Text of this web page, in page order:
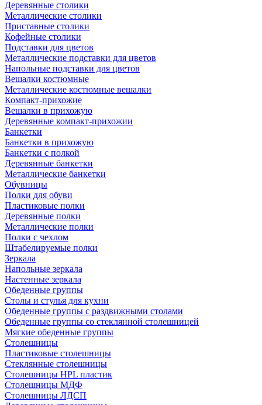
Деревянные столики
Металлические столики
Приставные столики
Кофейные столики
Подставки для цветов
Металлические подставки для цветов
Напольные подставки для цветов
Вешалки костюмные
Металлические костюмные вешалки
Компакт-прихожие
Вешалки в прихожую
Деревянные компакт-прихожии
Банкетки
Банкетки в прихожую
Банкетки с полкой
Деревянные банкетки
Металлические банкетки
Обувницы
Полки для обуви
Пластиковые полки
Деревянные полки
Металлические полки
Полки с чехлом
Штабелируемые полки
Зеркала
Напольные зеркала
Настенные зеркала
Обеденные группы
Столы и стулья для кухни
Обеденные группы с раздвижными столами
Обеденные группы со стеклянной столешницей
Мягкие обеденные группы
Столешницы
Пластиковые столешницы
Стеклянные столешницы
Столешницы HPL пластик
Столешницы МДФ
Столешницы ЛДСП